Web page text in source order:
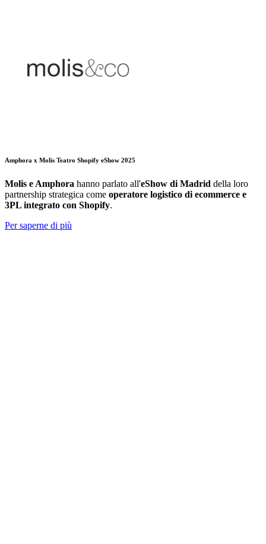
Amphora x Molis Teatro Shopify eShow 2025
Molis e Amphora hanno parlato all'eShow di Madrid della loro
partnership strategica come operatore logistico di ecommerce e
3PL integrato con Shopify.
Per saperne di più